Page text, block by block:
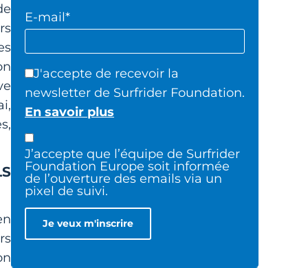
E-mail*
J'accepte de recevoir la
newsletter de Surfrider Foundation.
En savoir plus
J’accepte que l’équipe de Surfrider
Foundation Europe soit informée
de l’ouverture des emails via un
pixel de suivi.